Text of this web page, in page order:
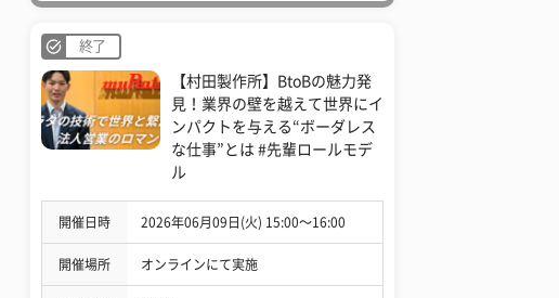
終了
【村田製作所】BtoBの魅力発
見！業界の壁を越えて世界にイ
ンパクトを与える“ボーダレス
な仕事”とは #先輩ロールモデ
ル
開催日時 2026年06月09日(火) 15:00〜16:00
開催場所 オンラインにて実施